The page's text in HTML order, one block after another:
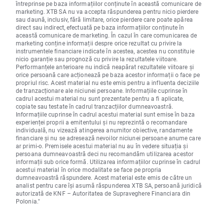
întreprinse pe baza informațiilor conținute în această comunicare de
marketing. XTB SA nu va accepta răspunderea pentru nicio pierdere
sau daună, inclusiv, fără limitare, orice pierdere care poate apărea
direct sau indirect, efectuată pe baza informațiilor conținute în
această comunicare de marketing. În cazul în care comunicarea de
marketing conține informații despre orice rezultat cu privire la
instrumentele financiare indicate în acestea, acestea nu constituie
nicio garanție sau prognoză cu privire la rezultatele viitoare.
Performanțele anterioare nu indică neapărat rezultatele viitoare și
orice persoană care acționează pe baza acestor informații o face pe
propriul risc. Acest material nu este emis pentru a influenta deciziile
de tranzacționare ale niciunei persoane. Informațiile cuprinse în
cadrul acestui material nu sunt prezentate pentru a fi aplicate,
copiate sau testate în cadrul tranzacțiilor dumneavoastră.
Informațiile cuprinse în cadrul acestui material sunt emise în baza
experienței proprii a emitentului și nu reprezintă o recomandare
individuală, nu vizează atingerea anumitor obiective, randamente
financiare și nu se adresează nevoilor niciunei persoane anume care
ar primi-o. Premisele acestui material nu au în vedere situația și
persoana dumneavoastră deci nu recomandăm utilizarea acestor
informații sub orice formă. Utilizarea informațiilor cuprinse în cadrul
acestui material în orice modalitate se face pe propria
dumneavoastră răspundere. Acest material este emis de către un
analist pentru care își asumă răspunderea XTB SA, persoană juridică
autorizată de KNF – Autoritatea de Supraveghere Financiara din
Polonia."